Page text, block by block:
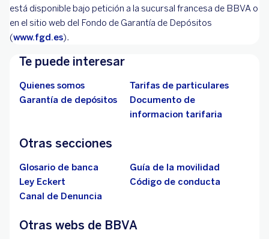
está disponible bajo petición a la sucursal francesa de BBVA o
en el sitio web del Fondo de Garantía de Depósitos
(www.fgd.es).
Te puede interesar
Quienes somos
Tarifas de particulares
Garantía de depósitos
Documento de
informacion tarifaria
Otras secciones
Glosario de banca
Guía de la movilidad
Ley Eckert
Código de conducta
Canal de Denuncia
Otras webs de BBVA